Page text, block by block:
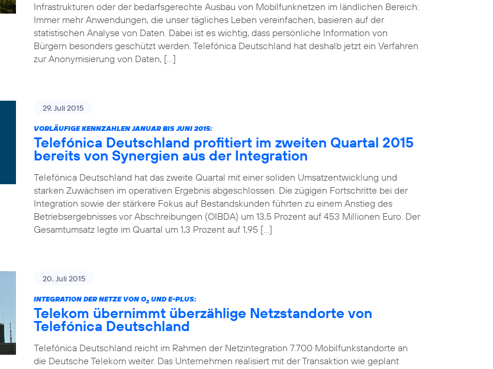
Infrastrukturen oder der bedarfsgerechte Ausbau von Mobilfunknetzen im ländlichen Bereich:
Immer mehr Anwendungen, die unser tägliches Leben vereinfachen, basieren auf der
statistischen Analyse von Daten. Dabei ist es wichtig, dass persönliche Information von
Bürgern besonders geschützt werden. Telefónica Deutschland hat deshalb jetzt ein Verfahren
zur Anonymisierung von Daten, […]
29. Juli 2015
VORLÄUFIGE KENNZAHLEN JANUAR BIS JUNI 2015:
Telefónica Deutschland profitiert im zweiten Quartal 2015
bereits von Synergien aus der Integration
Telefónica Deutschland hat das zweite Quartal mit einer soliden Umsatzentwicklung und
starken Zuwächsen im operativen Ergebnis abgeschlossen. Die zügigen Fortschritte bei der
Integration sowie der stärkere Fokus auf Bestandskunden führten zu einem Anstieg des
Betriebsergebnisses vor Abschreibungen (OIBDA) um 13,5 Prozent auf 453 Millionen Euro. Der
Gesamtumsatz legte im Quartal um 1,3 Prozent auf 1,95 […]
20. Juli 2015
INTEGRATION DER NETZE VON O2 UND E-PLUS:
Telekom übernimmt überzählige Netzstandorte von
Telefónica Deutschland
Telefónica Deutschland reicht im Rahmen der Netzintegration 7.700 Mobilfunkstandorte an
die Deutsche Telekom weiter. Das Unternehmen realisiert mit der Transaktion wie geplant